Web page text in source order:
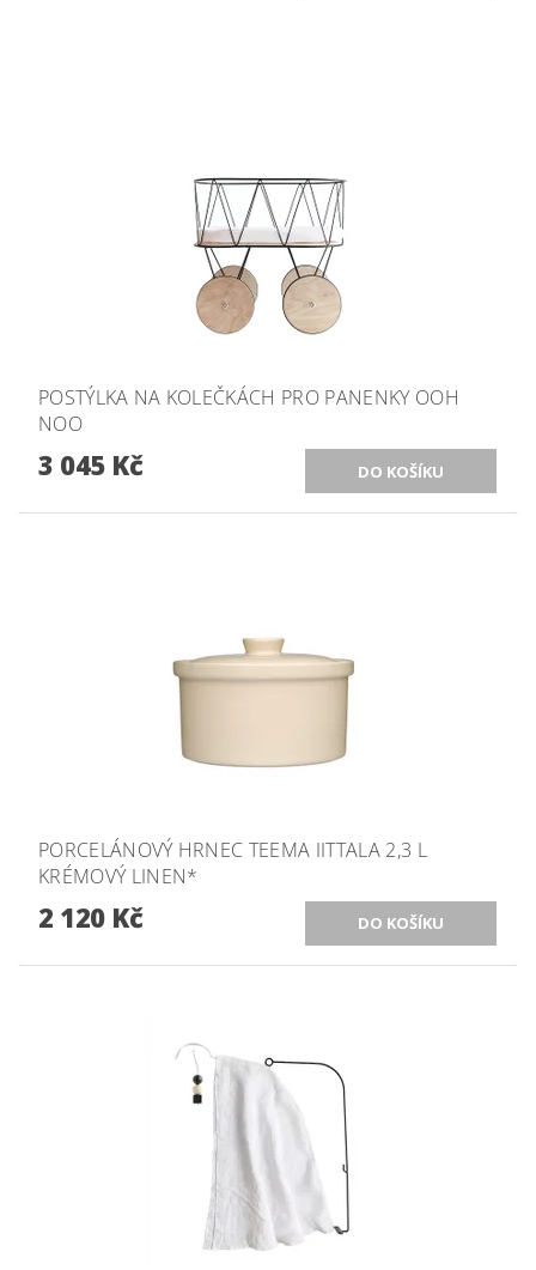
POSTÝLKA NA KOLEČKÁCH PRO PANENKY OOH
NOO
3 045 Kč
PORCELÁNOVÝ HRNEC TEEMA IITTALA 2,3 L
KRÉMOVÝ LINEN*
2 120 Kč